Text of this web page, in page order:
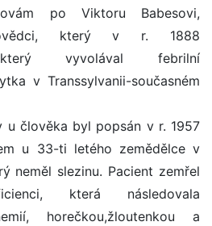
po Viktoru Babesovi,
který v r. 1888
který vyvolával febrilní
v Transsylvanii-současném
u člověka byl popsán v r. 1957
u 33-ti letého zemědělce v
neměl slezinu. Pacient zemřel
která následovala
horečkou,žloutenkou a